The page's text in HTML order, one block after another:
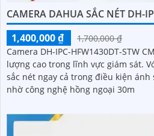
CAMERA DAHUA SẮC NÉT DH-
1,400,000 ₫
1,700,000 ₫
Camera DH-IPC-HFW1430DT-STW
lượng cao trong lĩnh vực giám sát. Với khả năng phát hình ảnh
sắc nét ngay cả trong điều kiện ánh
nhờ công nghệ hồng ngoại 30m